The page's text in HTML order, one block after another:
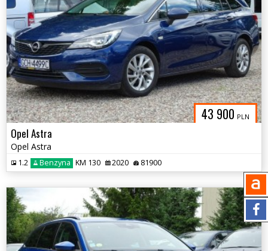
43 900 PLN
Opel Astra
Opel Astra
1.2 Benzyna KM 130 2020 81900